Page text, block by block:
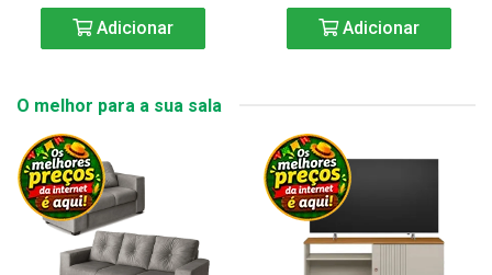
Adicionar Adicionar
O melhor para a sua sala